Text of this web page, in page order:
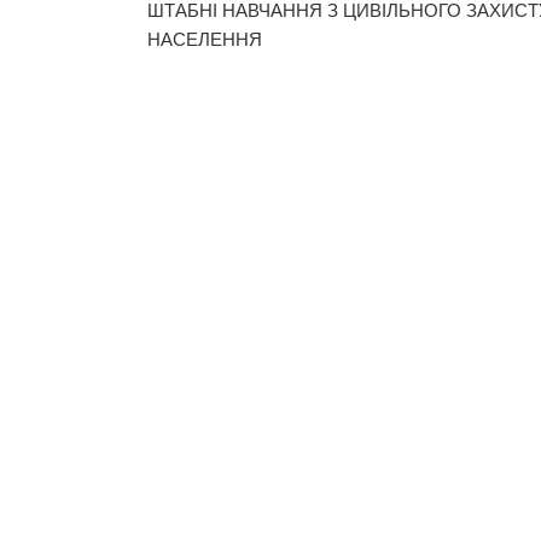
ШТАБНІ НАВЧАННЯ З ЦИВІЛЬНОГО
НАСЕЛЕННЯ